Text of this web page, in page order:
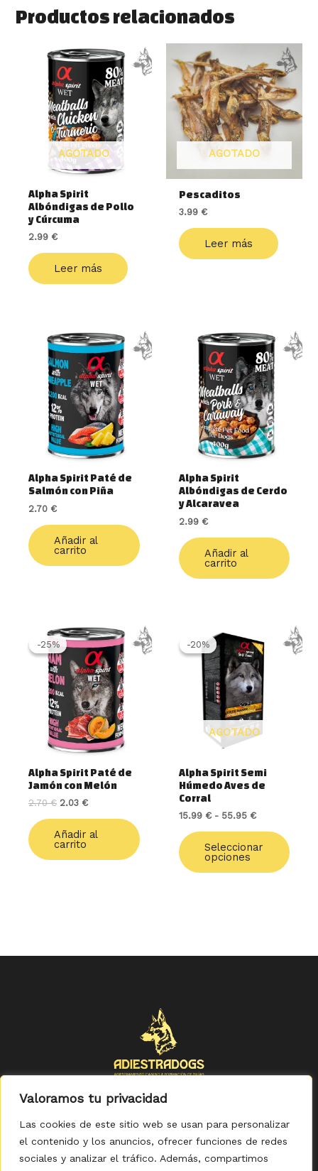
Valoramos tu privacidad
Las cookies de este sitio web se usan para personalizar
el contenido y los anuncios, ofrecer funciones de redes
sociales y analizar el tráfico. Además, compartimos
Productos relacionados
AGOTADO
Alpha Spirit
Albóndigas de Pollo
y Cúrcuma
2.99 €
Leer más
AGOTADO
Pescaditos
3.99 €
Leer más
Alpha Spirit Paté de
Salmón con Piña
2.70 €
Añadir al
carrito
Alpha Spirit
Albóndigas de Cerdo
y Alcaravea
2.99 €
Añadir al
carrito
-25%
-25%
Alpha Spirit Paté de
Jamón con Melón
2.70€
El
precio
original
era:
2.70 €.
2.03 €
El
precio
actual
es:
2.03 €.
Añadir al
carrito
-20%
AGOTADO
-20%
Alpha Spirit Semi
Húmedo Aves de
Corral
15.99 € - 55.95 €
de
precios:
desde
15.99 €
hasta
55.95 €
Seleccionar
opciones
Este
tiene
Política de Privacidad -Política de Cookies-Aviso legal